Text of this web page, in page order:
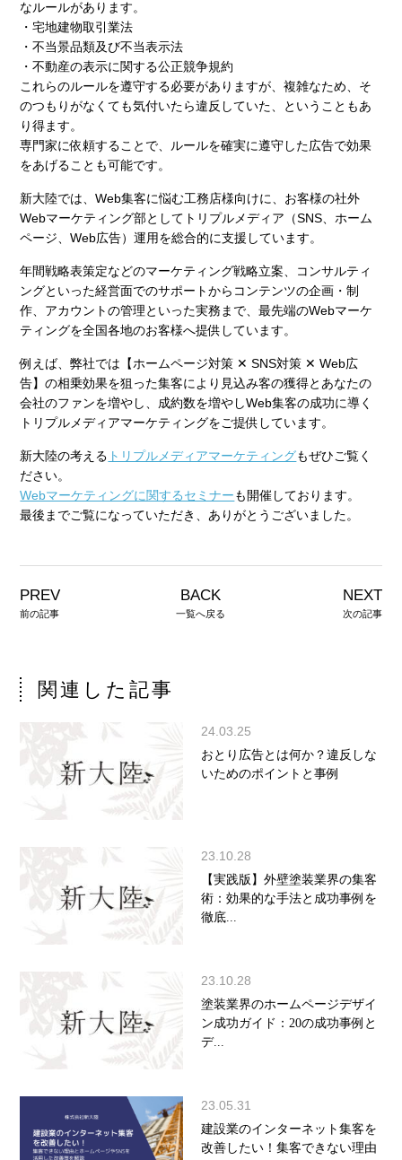
なルールがあります。
・宅地建物取引業法
・不当景品類及び不当表示法
・不動産の表示に関する公正競争規約
これらのルールを遵守する必要がありますが、複雑なため、そ
のつもりがなくても気付いたら違反していた、ということもあ
り得ます。
専門家に依頼することで、ルールを確実に遵守した広告で効果
をあげることも可能です。
新大陸では、Web集客に悩む工務店様向けに、お客様の社外
Webマーケティング部としてトリプルメディア（SNS、ホーム
ページ、Web広告）運用を総合的に支援しています。
年間戦略表策定などのマーケティング戦略立案、コンサルティ
ングといった経営面でのサポートからコンテンツの企画・制
作、アカウントの管理といった実務まで、最先端のWebマーケ
ティングを全国各地のお客様へ提供しています。
例えば、弊社では【ホームページ対策 ✕ SNS対策 ✕ Web広
告】の相乗効果を狙った集客により見込み客の獲得とあなたの
会社のファンを増やし、成約数を増やしWeb集客の成功に導く
トリプルメディアマーケティングをご提供しています。
新大陸の考える トリプルメディアマーケティングもぜひご覧く
ださい。
Webマーケティングに関するセミナーも開催しております。
最後までご覧になっていただき、ありがとうございました。
PREV
前の記事
BACK
一覧へ戻る
NEXT
次の記事
関連した記事
24.03.25
おとり広告とは何か？違反しな
いためのポイントと事例
23.10.28
【実践版】外壁塗装業界の集客
術：効果的な手法と成功事例を
徹底...
23.10.28
塗装業界のホームページデザイ
ン成功ガイド：20の成功事例と
デ...
23.05.31
建設業のインターネット集客を
改善したい！集客できない理由